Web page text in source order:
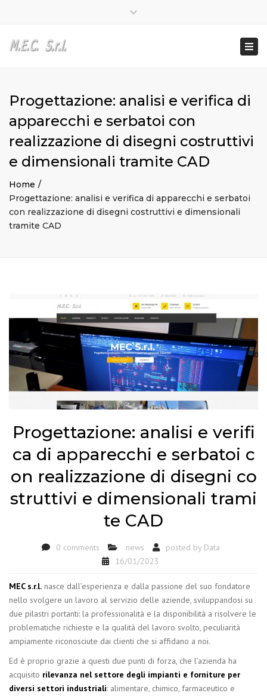
Progettazione: analisi e verifica di
apparecchi e serbatoi con
realizzazione di disegni costruttivi
e dimensionali tramite CAD
Home
Progettazione: analisi e verifica di apparecchi e serbatoi
con realizzazione di disegni costruttivi e dimensionali
tramite CAD
Progettazione: analisi e verifi
ca di apparecchi e serbatoi c
on realizzazione di disegni co
struttivi e dimensionali trami
te CAD
0 comments news posted by Data
16/01/2023
MEC s.r.l. nasce dall’esperienza e dalla passione del suo fondatore
nello svolgere un lavoro al servizio delle aziende, sviluppandosi su
due pilastri portanti: la professionalità e la disponibilità a risolvere le
problematiche richieste e la qualità del lavoro svolto, peculiarità
ampiamente riconosciute dai clienti che si affidano a noi.
Ed è proprio grazie a questi due punti di forza, che l’azienda ha
acquisito rilevanza nel settore degli impianti e forniture per
diversi settori industriali: alimentare, chimico, farmaceutico e